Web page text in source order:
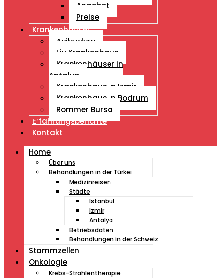
Angebot
Preise
Krankenhäuser
Acibadem
Liv Krankenhaus
Krankenhäuser in
Antalya
Krankenhaus in Izmir
Krankenhaus in Bodrum
Rommer Bursa
Erfahrungsberichte
Kontakt
Home
Über uns
Behandlungen in der Türkei
Medizinreisen
Städte
Istanbul
Izmir
Antalya
Betriebsdaten
Behandlungen in der Schweiz
Stammzellen
Onkologie
Krebs-Strahlentherapie